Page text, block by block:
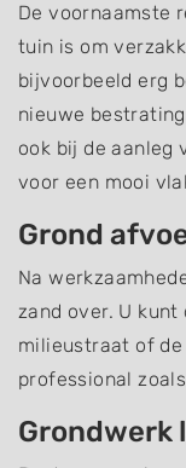
De voornaamste
tuin is om
bijvoorbeeld erg
nieuwe
ook bij de aanleg
voor een mooi
Grond
Na
zand over. U
milieustraat of
professional
Grondwerk